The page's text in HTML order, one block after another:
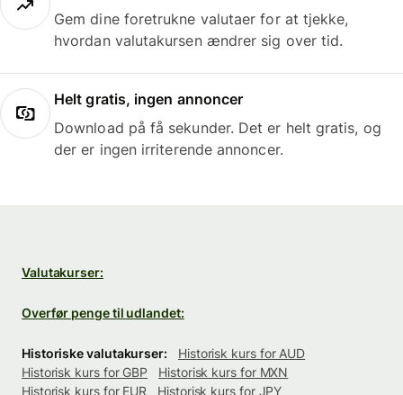
Gem dine foretrukne valutaer for at tjekke,
hvordan valutakursen ændrer sig over tid.
Helt gratis, ingen annoncer
Download på få sekunder. Det er helt gratis, og
der er ingen irriterende annoncer.
Valutakurser:
Overfør penge til udlandet:
Historiske valutakurser:
Historisk kurs for AUD
Historisk kurs for GBP
Historisk kurs for MXN
Historisk kurs for EUR
Historisk kurs for JPY